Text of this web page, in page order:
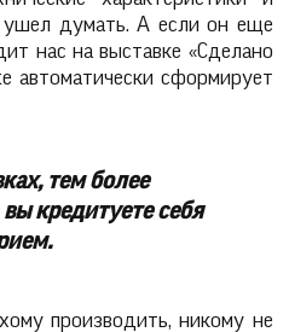
ушел думать. А если он еще
нас на выставке «Сделано
автоматически сформирует
тем более
кредитуете себя
производить, никому не